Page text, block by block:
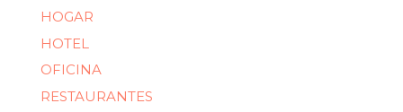
HOGAR
HOTEL
OFICINA
RESTAURANTES